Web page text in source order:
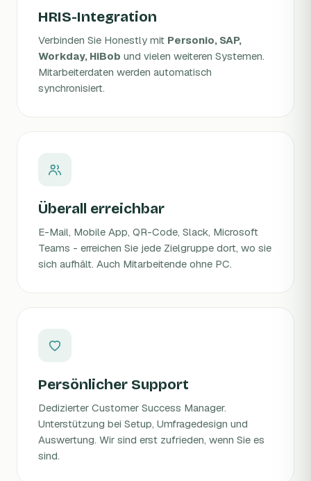
HRIS-Integration
Verbinden Sie Honestly mit Personio, SAP,
Workday, HiBob und vielen weiteren Systemen.
Mitarbeiterdaten werden automatisch
synchronisiert.
Überall erreichbar
E-Mail, Mobile App, QR-Code, Slack, Microsoft
Teams - erreichen Sie jede Zielgruppe dort, wo sie
sich aufhält. Auch Mitarbeitende ohne PC.
Persönlicher Support
Dedizierter Customer Success Manager.
Unterstützung bei Setup, Umfragedesign und
Auswertung. Wir sind erst zufrieden, wenn Sie es
sind.